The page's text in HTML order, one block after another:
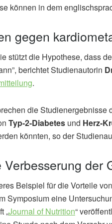
können in dem
gegen
stützt die Hypothese, dass
berichtet Studienautorin
.
die Studienergebnisse
Typ-2-Diabetes und Herz-
könnten, so der
Verbesserung der
Beispiel für die Vorteile
Symposium eine
„Journal of Nutrition“